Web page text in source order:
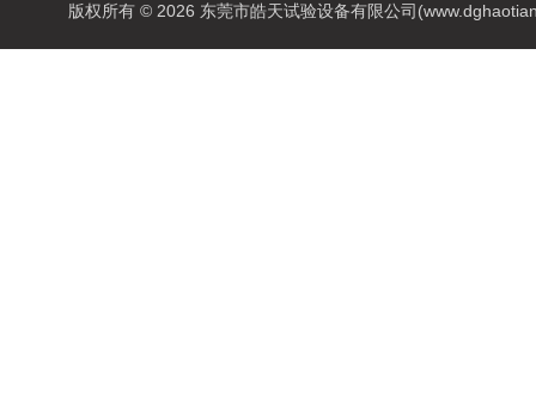
版权所有 © 2026 东莞市皓天试验设备有限公司